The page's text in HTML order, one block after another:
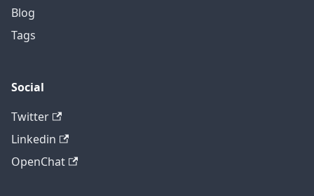
Blog
Tags
Social
Twitter
Linkedin
OpenChat